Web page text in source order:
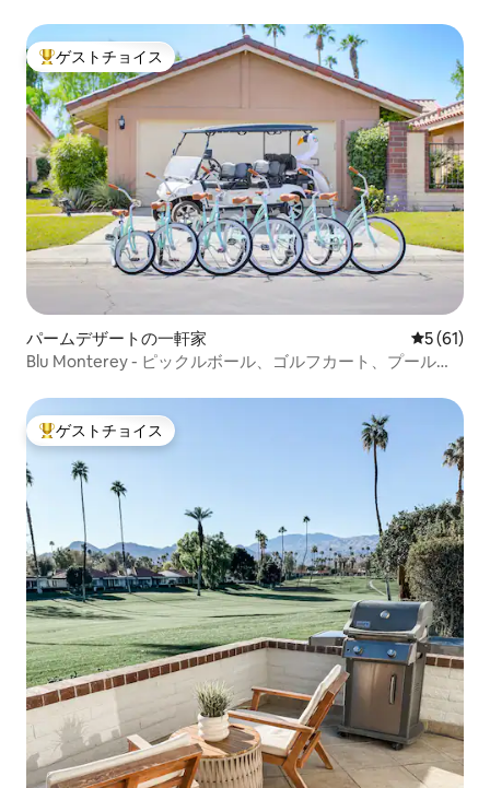
大好評のゲストチョイスです。
ゲストチョイス
パームデザートの一軒家 レビュー
5 (61)
Blu Monterey - ピックルボール、ゴルフカート、プール、
大好評のゲストチョイスです。
ゲストチョイス